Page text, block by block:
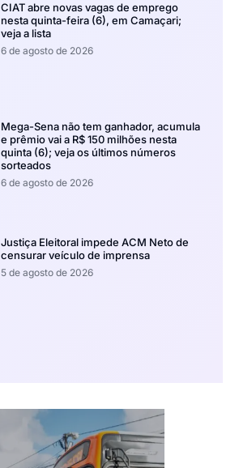
CIAT abre novas vagas de emprego
nesta quinta-feira (6), em Camaçari;
veja a lista
6 de agosto de 2026
Mega-Sena não tem ganhador, acumula
e prêmio vai a R$ 150 milhões nesta
quinta (6); veja os últimos números
sorteados
6 de agosto de 2026
Justiça Eleitoral impede ACM Neto de
censurar veículo de imprensa
5 de agosto de 2026